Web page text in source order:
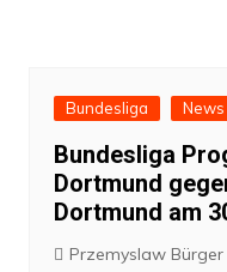
Bundesliga News
Bundesliga
Dortmund
Dortmund am
Przemyslaw Bürger